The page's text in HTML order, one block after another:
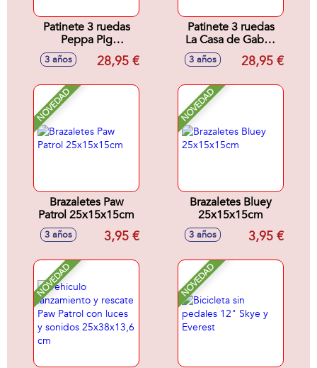
Patinete 3 ruedas
Peppa Pig
62x32x55,5cm
3 años 28,95 €
Patinete 3 ruedas
La Casa de Gabby
62x32x55,5cm
3 años 28,95 €
NOVEDAD
Brazaletes Paw
Patrol 25x15x15cm
3 años 3,95 €
NOVEDAD
Brazaletes Bluey
25x15x15cm
3 años 3,95 €
NOVEDAD NOVEDAD